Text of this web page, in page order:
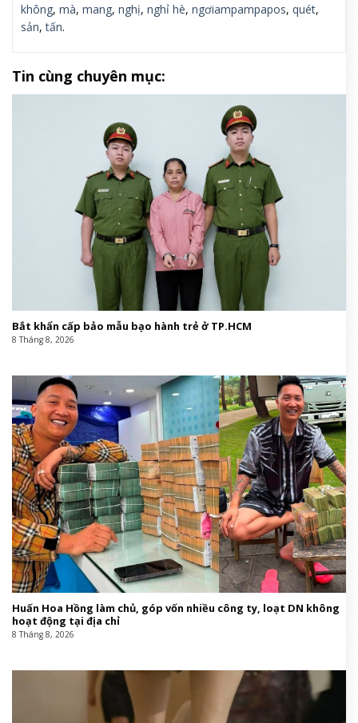
không, mà, mang, nghị, nghỉ hè, ngơiampampapos, quét,
sản,tấn.
Tin cùng chuyên mục:
Bắt khẩn cấp bảo mẫu bạo hành trẻ ở TP.HCM
8 Tháng 8, 2026
Huấn Hoa Hồng làm chủ, góp vốn nhiều công ty, loạt DN không
hoạt động tại địa chỉ
8 Tháng 8, 2026